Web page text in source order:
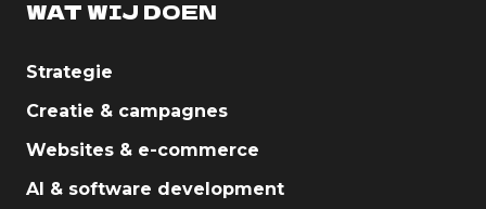
WAT WIJ DOEN
Strategie
Creatie & campagnes
Websites & e-commerce
AI & software development